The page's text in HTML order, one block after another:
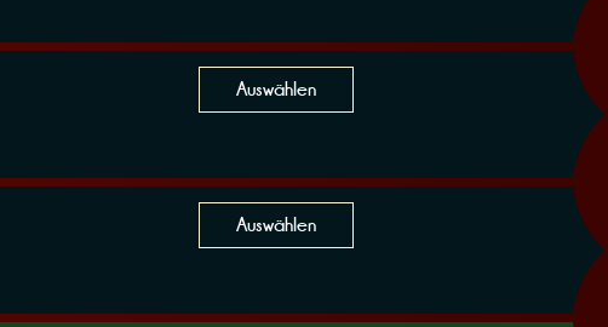
Auswählen
Auswählen